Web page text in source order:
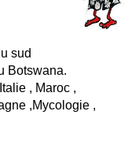
sud
Botswana.
, Maroc ,
,Mycologie ,